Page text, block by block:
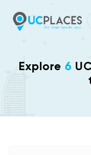
Explore 6